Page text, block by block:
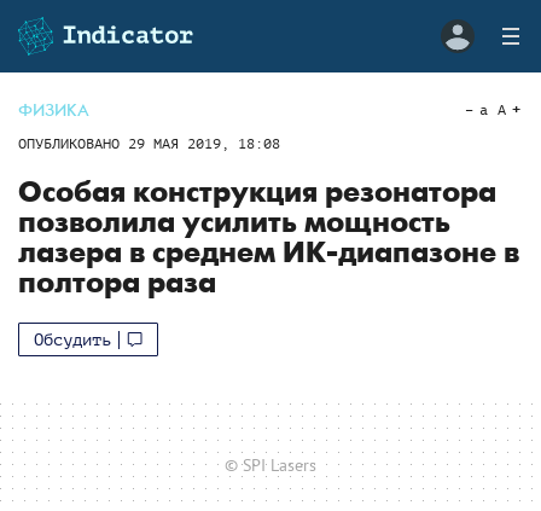
ФИЗИКА
ОПУБЛИКОВАНО 29 МАЯ 2019, 18:08
a A
Особая конструкция резонатора
позволила усилить мощность
лазера в среднем ИК-диапазоне в
полтора раза
Обсудить
© SPI Lasers